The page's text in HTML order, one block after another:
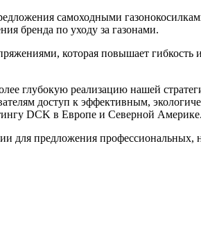
самоходными
бренда по уходу за газонами.
которая повышает гибкость
глубокую реализацию нашей
доступ к эффективным,
DCK в Европе и Северной Америке.
для предложения профессиональных,